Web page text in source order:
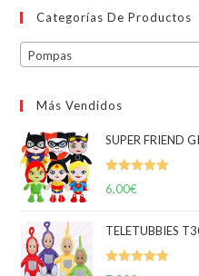
Categorías De Productos
Pompas
Más Vendidos
SUPER FRIEND
Valorado
6,00€
TELETUBBIES
Valorado